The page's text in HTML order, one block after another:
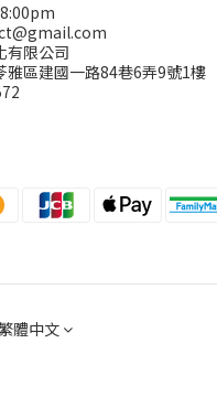
有限公司
雅區建國一路84巷6弄9號1樓
繁體中文